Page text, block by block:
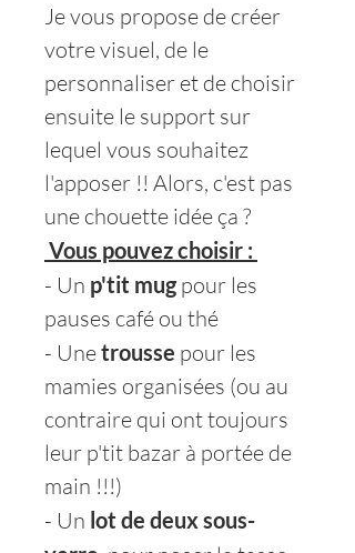
Je vous propose de créer
votre visuel, de le
personnaliser et de choisir
ensuite le support sur
lequel vous souhaitez
l'apposer !! Alors, c'est pas
une chouette idée ça ?
Vous pouvez choisir :
- Un p'tit mugpour les
pauses café ou thé
- Unetrousse pour les
mamies organisées (ou au
contraire qui ont toujours
leur p'tit bazar à portée de
main !!!)
- Un lot de deux sous-